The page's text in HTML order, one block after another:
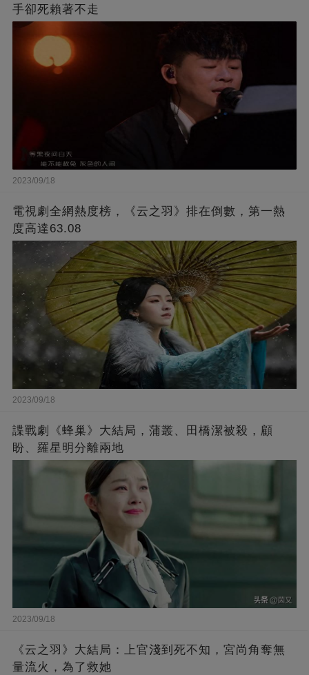
手卻死賴著不走
2023/09/18
電視劇全網熱度榜，《云之羽》排在倒數，第一熱
度高達63.08
2023/09/18
諜戰劇《蜂巢》大結局，蒲叢、田橋潔被殺，顧
盼、羅星明分離兩地
2023/09/18
《云之羽》大結局：上官淺到死不知，宮尚角奪無
量流火，為了救她